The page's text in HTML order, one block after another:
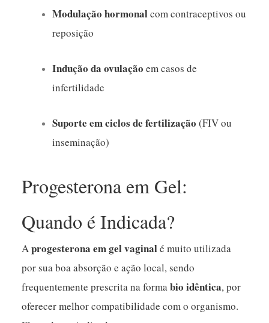
Modulação hormonalcom contraceptivos ou
reposição
Indução da ovulação em casos de
infertilidade
Suporte em ciclos de fertilização (FIV ou
inseminação)
Progesterona em Gel:
Quando é Indicada?
Aprogesterona em gel vaginalé muito utilizada
por sua boa absorção e ação local, sendo
frequentemente prescrita na formabio idêntica, por
oferecer melhor compatibilidade com o organismo.